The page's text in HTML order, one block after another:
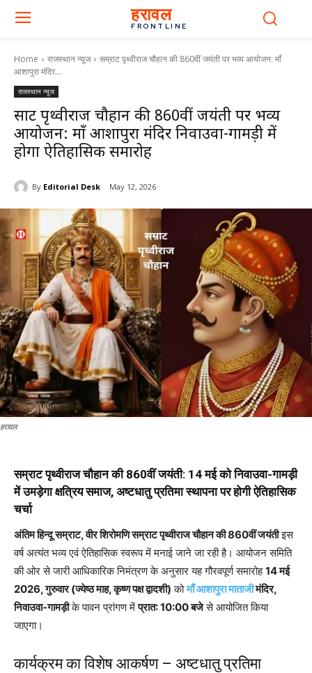
हरावल
FRONTLINE
Home राजस्थान न्यूज
सम्राट पृथ्वीराज चौहान की 860वीं जयंती पर भव्य आयोजन: माँ
आशापुरा मंदिर...
राजस्थान न्यूज
सम्राट पृथ्वीराज चौहान की 860वीं जयंती पर भव्य
आयोजन: माँ आशापुरा मंदिर निवाउवा-गामड़ी में
होगा ऐतिहासिक समारोह
By Editorial Desk May 12, 2026
हरावल
सम्राट पृथ्वीराज चौहान की 860वीं जयंती: 14 मई को निवाउवा-गामड़ी
में उमड़ेगा क्षत्रिय समाज, अष्टधातु प्रतिमा स्थापना पर होगी ऐतिहासिक
चर्चा
अंतिम हिन्दू सम्राट, वीर शिरोमणि सम्राट पृथ्वीराज चौहान की 860वीं जयंतीइस
वर्ष अत्यंत भव्य एवं ऐतिहासिक स्वरूप में मनाई जाने जा रही है। आयोजन समिति
की ओर से जारी आधिकारिक निमंत्रण के अनुसार यह गौरवपूर्ण समारोह14 मई
2026, गुरुवार (ज्येष्ठ माह, कृष्ण पक्ष द्वादशी) कोमाँ आशापुरा माताजीमंदिर,
निवाउवा-गामड़ीके पावन प्रांगण मेंप्रात: 10:00 बजेसे आयोजित किया
जाएगा।
कार्यक्रम का विशेष आकर्षण – अष्टधातु प्रतिमा